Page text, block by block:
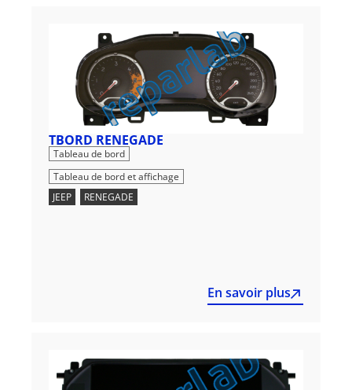
TBORD RENEGADE
Tableau de bord
Tableau de bord et affichage
JEEP
RENEGADE
En savoir plus